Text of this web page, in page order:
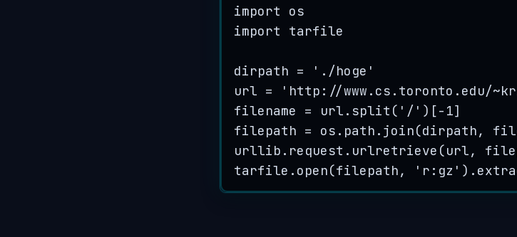
import os
import tarfile
dirpath = ' ./hoge '
url = ' http://www.cs.toronto.edu/
filename = url. split ( ' / ' ) [- 1]
filepath = os.path. join(dirpath,
urllib.request. urlretrieve (url,
tarfile. open(filepath, ' r:gz ' ).